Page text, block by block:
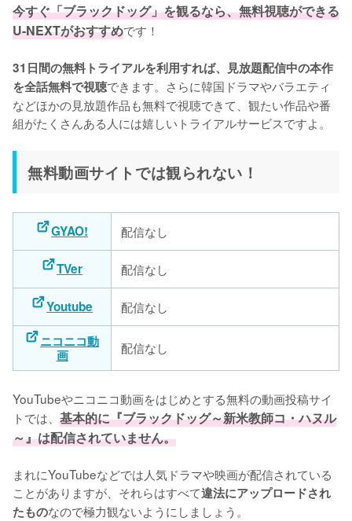
今すぐ「ブラックドッグ」を観るなら、無料視聴ができる
U-NEXTがおすすめです！
31日間の無料トライアルを利用すれば、見放題配信中の本作
を全話無料で視聴できます。さらに韓国ドラマやバラエティ
などほかの見放題作品も無料で視聴できて、観たい作品や番
組がたくさんある人には嬉しいトライアルサービスですよ。
無料動画サイトでは観られない！
GYAO! 配信なし
TVer 配信なし
Youtube
配信なし
ニコニコ動
画
配信なし
YouTubeやニコニコ動画をはじめとする無料の動画投稿サイ
トでは、 基本的に『ブラックドッグ～新米教師コ・ハヌル
～』は配信されていません。
まれにYouTubeなどでは人気ドラマや映画が配信されている
ことがありますが、それらはすべて違法にアップロードされ
たものなので極力観ないようにしましょう。